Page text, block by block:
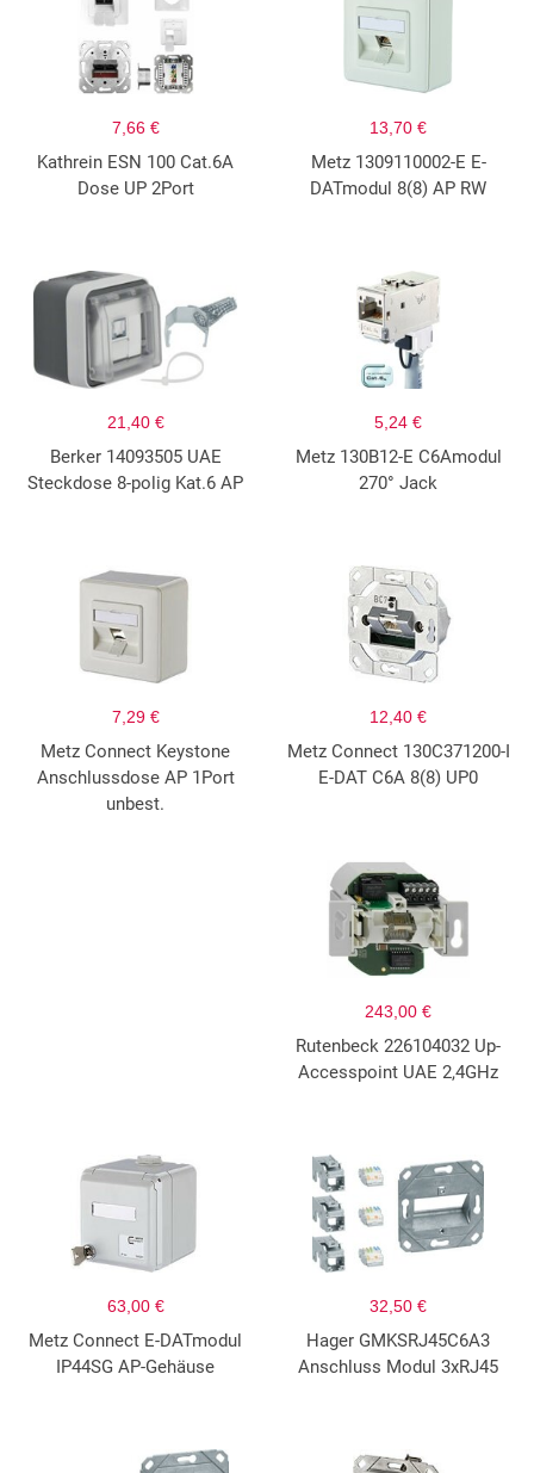
7,66 €
Kathrein ESN 100 Cat.6A
Dose UP 2Port
13,70 €
Metz 1309110002-E E-
DATmodul 8(8) AP RW
21,40 €
Berker 14093505 UAE
Steckdose 8-polig Kat.6 AP
5,24 €
Metz 130B12-E C6Amodul
270° Jack
7,29 €
Metz Connect Keystone
Anschlussdose AP 1Port
unbest.
12,40 €
Metz Connect 130C371200-I
E-DAT C6A 8(8) UP0
243,00 €
Rutenbeck 226104032 Up-
Accesspoint UAE 2,4GHz
63,00 €
Metz Connect E-DATmodul
IP44SG AP-Gehäuse
32,50 €
Hager GMKSRJ45C6A3
Anschluss Modul 3xRJ45